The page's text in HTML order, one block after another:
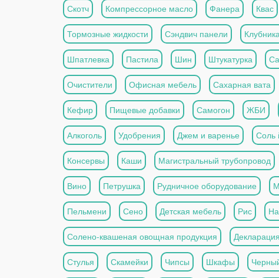
Скотч Компрессорное масло Фанера Квас
Тормозные жидкости Сэндвич панели Клубника
Шпатлевка Пастила Шин Штукатурка
Очистители Офисная мебель Сахарная вата
Кефир Пищевые добавки Самогон ЖБИ
Алкоголь Удобрения Джем и варенье Соль
Консервы Каши Магистральный трубопровод
Вино Петрушка Рудничное оборудование
Пельмени Сено Детская мебель Рис
Солено-квашеная овощная продукция
Стулья Скамейки Чипсы Шкафы